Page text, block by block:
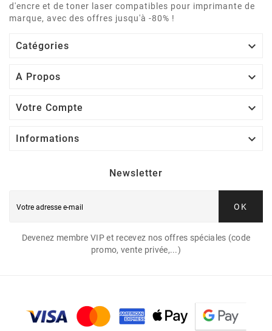
d'encre et de toner laser compatibles pour imprimante de
marque, avec des offres jusqu'à -80% !
Catégories 
A Propos 
Votre Compte 
Informations 
Newsletter
OK
Devenez membre VIP et recevez nos offres spéciales (code
promo, vente privée,...)